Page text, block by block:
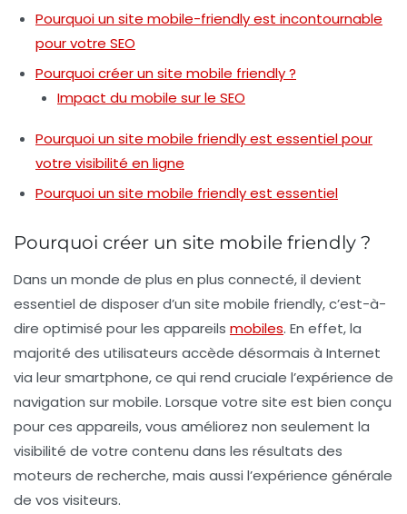
Pourquoi un site mobile-friendly est incontournable
pour votre SEO
Pourquoi créer un site mobile friendly ?
Impact du mobile sur le SEO
Pourquoi un site mobile friendly est essentiel pour
votre visibilité en ligne
Pourquoi un site mobile friendly est essentiel
Pourquoi créer un site mobile friendly ?
Dans un monde de plus en plus connecté, il devient
essentiel de disposer d’un site mobile friendly, c’est-à-
dire optimisé pour les appareils mobiles. En effet, la
majorité des utilisateurs accède désormais à Internet
via leur smartphone, ce qui rend cruciale l’expérience de
navigation sur mobile. Lorsque votre site est bien conçu
pour ces appareils, vous améliorez non seulement la
visibilité de votre contenu dans les résultats des
moteurs de recherche, mais aussi l’expérience générale
de vos visiteurs.